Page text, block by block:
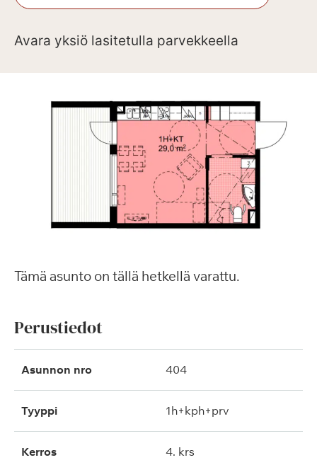
Avara yksiö lasitetulla parvekkeella
Tämä asunto on tällä hetkellä varattu.
Perustiedot
Asunnon nro 404
Tyyppi 1h+kph+prv
Kerros 4. krs